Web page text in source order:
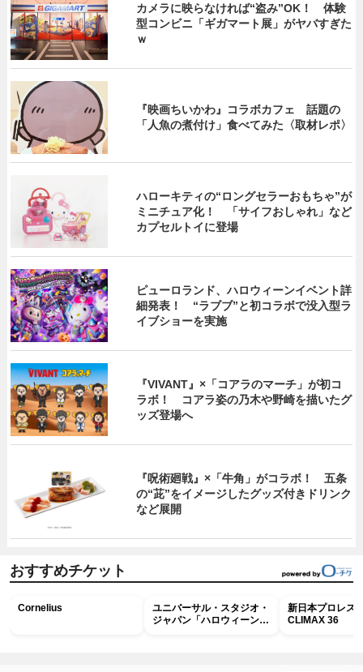
カメラに映らなければ“盗み”OK！ 体験
型コンビニ「ギガマート展」がヤバすぎた
ｗ
『映画ちいかわ』コラボカフェ 話題の
「人魚の煮付け」食べてみた〈取材レポ〉
ハローキティの“ロングセラーおもちゃ”が
ミニチュア化！ 「サイフおしゃれ」など
カプセルトイに登場
ピューロランド、ハロウィーンイベント詳
細発表！ “ラブブ”と初コラボで没入型ラ
イブショーを実施
『VIVANT』×「コアラのマーチ」が初コ
ラボ！ コアラ姿の乃木や野崎を描いたグ
ッズ登場へ
『呪術廻戦』×「牛角」がコラボ！ 五条
の“茈”をイメージしたグッズ付きドリンク
など展開
おすすめチケット
Cornelius
ユニバーサル・スタジオ・
ジャパン「ハロウィーン・
新日本プロレス
CLIMAX 36